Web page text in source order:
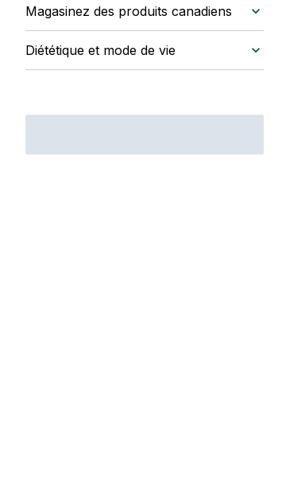
Magasinez des produits canadiens
Diététique et mode de vie